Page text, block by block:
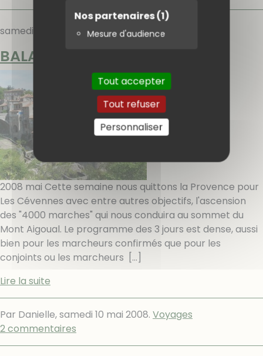
Nos partenaires(1)
Mesure d'audience
Tout accepter
Tout refuser
Personnaliser
samedi 10 mai 2008
BALADES EN PAYS CEVENOL
2008 mai Cette semaine nous quittons la Provence pour
Les Cévennes avec entre autres objectifs, l'ascension
des "4000 marches" qui nous conduira au sommet du
Mont Aigoual. Le programme des 3 jours est dense, aussi
bien pour les marcheurs confirmés que pour les
conjoints ou les marcheurs
[…]
Lire la suite
Par Danielle,samedi 10 mai 2008. Voyages
2 commentaires